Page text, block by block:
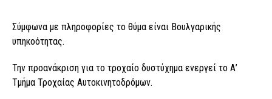
Σύμφωνα με πληροφορίες το θύμα είναι Βουλγαρικής
υπηκοότητας.
Την προανάκριση για το τροχαίο δυστύχημα ενεργεί το Α’
Τμήμα Τροχαίας Αυτοκινητοδρόμων.